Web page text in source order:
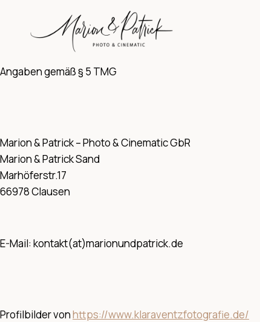
springen
Angaben gemäß § 5 TMG
Marion & Patrick – Photo & Cinematic GbR
Marion & Patrick Sand
Marhöferstr.17
66978 Clausen
E-Mail: kontakt(at)marionundpatrick.de
Profilbilder vonhttps://www.klaraventzfotografie.de/